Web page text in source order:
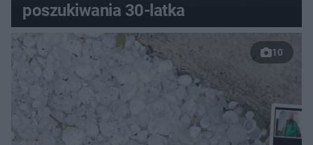
poszukiwania 30-latka
10